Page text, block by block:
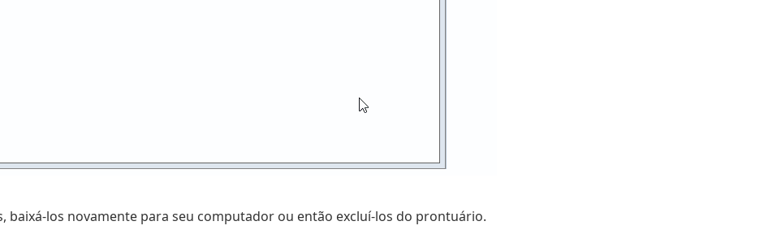
baixá-los novamente para seu computador ou então excluí-los do prontuário.